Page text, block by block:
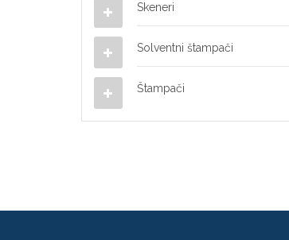
Skeneri
Solventni štampači
Štampači